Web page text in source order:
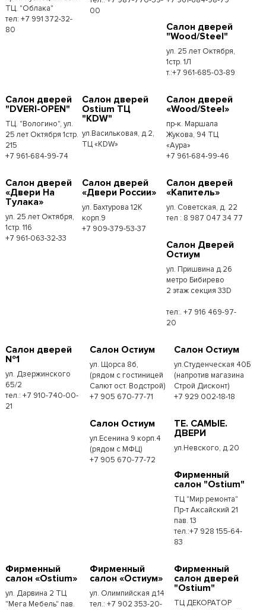
ТЦ. "Облака"
тел: +7 991 372-32-
80
00
Салон дверей
"Wood/Steel"
ул. 25 лет Октября,
1стр. 1Л
т.:+7 961-685-03-89
Салон дверей
"DVERI-OPEN"
ТЦ. "Вологино", ул.
25 лет Октября 1стр.
215
+7 961-684-99-74
Салон дверей
Ostium ТЦ
"KDW"
ул.Васильковая, д.2,
ТЦ «KDW»
Салон дверей
«Wood/Steel»
пр-к. Маршала
Жукова, 94 ТЦ
«Аура»
+7 961-684-99-46
Салон дверей
«Двери На
Тулака»
ул. 25 лет Октября,
1стр. 116
+7 961-063-32-33
Салон дверей
«Двери России»
ул. Бахтурова 12К
корп.9
+7 909-379-53-37
Салон дверей
«Капитель»
ул. Советская, д. 22
тел : 8 987 047 34 77
Салон Дверей
Остиум
ул. Пришвина д.26
метро Бибирево
2 этаж секция 33D
тел:. +7 916 469-97-
20
Салон дверей
№1
ул. Дзержинского
65/2
тел.: +7 910-740-00-
21
Салон Остиум
ул. Щорса 8б,
(рядом с гостиницей
Салют ост. Водстрой)
+7 905 670-77-71
Салон Остиум
ул.Студенческая 40Б
(напротив магазина
Строй Дисконт)
+7 929 002-18-18
Салон Остиум
ул.Есенина 9 корп.4
(рядом с МФЦ)
+7 905 670-77-72
ТЕ. САМЫЕ.
ДВЕРИ
ул.Невского, д.20
Фирменный
салон "Ostium"
ТЦ "Мир ремонта"
Пр-т Аксайский 21
пав. 13
тел.:+7 928 155-64-
83
Фирменный
салон «Ostium»
ул. Дарвина 2 ТЦ
"Мега Мебель" пав.
Фирменный
салон «Остиум»
ул. Олимпийская д.14
тел.: +7 902 353-20-
Фирменный
салон дверей
"Ostium"
ТЦ ДЕКОРАТОР